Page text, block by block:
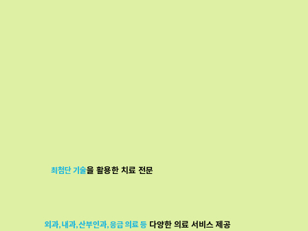
최첨단 기술을 활용한 치료 전문
외과, 내과, 산부인과, 응급 의료 등 다양한 의료 서비스 제공